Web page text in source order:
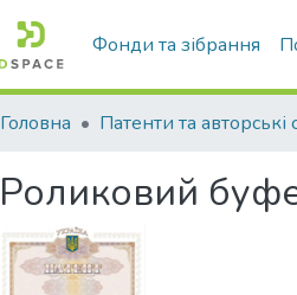
Фонди та зібрання
Головна
Роликовий